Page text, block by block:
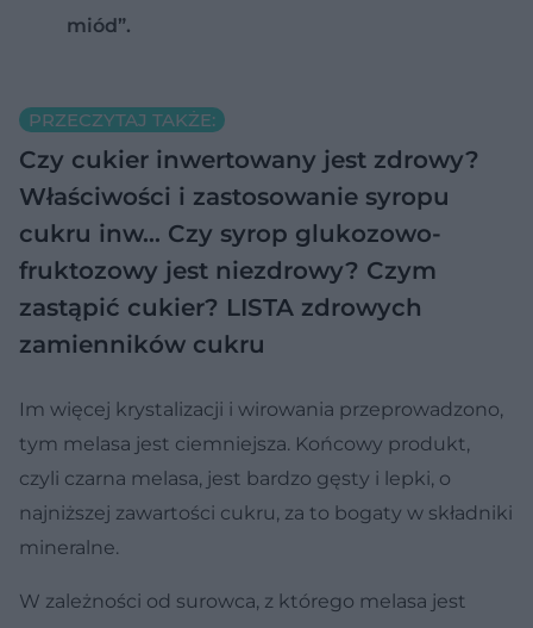
miód”.
PRZECZYTAJ TAKŻE:
Czy cukier inwertowany jest zdrowy?
Właściwości i zastosowanie syropu
cukru inw… Czy syrop glukozowo-
fruktozowy jest niezdrowy? Czym
zastąpić cukier? LISTA zdrowych
zamienników cukru
Im więcej krystalizacji i wirowania przeprowadzono,
tym melasa jest ciemniejsza. Końcowy produkt,
czyli czarna melasa, jest bardzo gęsty i lepki, o
najniższej zawartości cukru, za to bogaty w składniki
mineralne.
W zależności od surowca, z którego melasa jest